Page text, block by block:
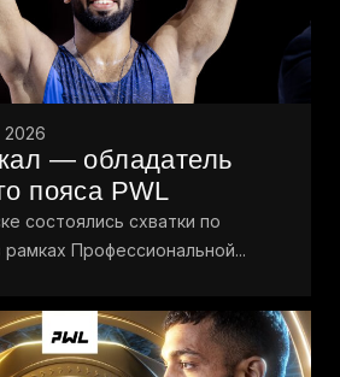
2026
— обладатель
пояса PWL
состоялись схватки по
Профессиональной...